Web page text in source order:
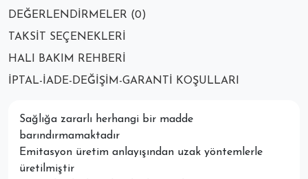
DEĞERLENDIRMELER (0)
TAKSIT SEÇENEKLERI
HALI BAKIM REHBERI
İPTAL-İADE-DEĞIŞIM-GARANTI KOŞULLARI
Sağlığa zararlı herhangi bir madde
barındırmamaktadır
Emitasyon üretim anlayışından uzak yöntemlerle
üretilmiştir